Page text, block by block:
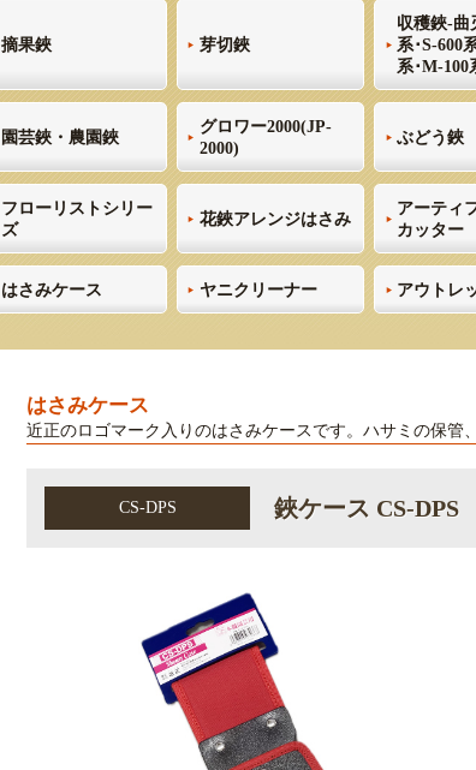
摘果鋏 芽切鋏
収穫鋏-曲
系･S-600
系･M-100
園芸鋏・農園鋏
グロワー2000(JP-
2000)
ぶどう鋏
フローリストシリー
ズ
花鋏アレンジはさみ
アーティ
カッター
はさみケース ヤニクリーナー アウトレ
はさみケース
近正のロゴマーク入りのはさみケースです。ハサミの保管
CS-DPS 鋏ケース CS-DPS